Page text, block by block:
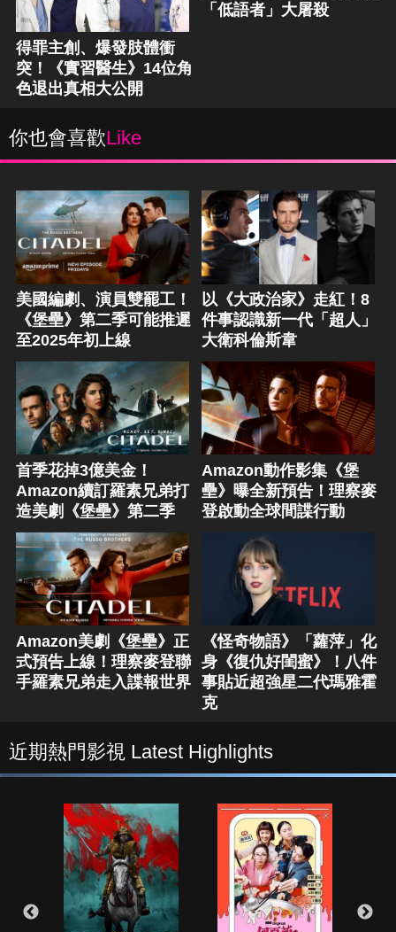
得罪主創、爆發肢體衝
突！《實習醫生》14位角
色退出真相大公開
「低語者」大屠殺
你也會喜歡Like
美國編劇、演員雙罷工！
《堡壘》第二季可能推遲
至2025年初上線
以《大政治家》走紅！8
件事認識新一代「超人」
大衛科倫斯韋
首季花掉3億美金！
Amazon續訂羅素兄弟打
造美劇《堡壘》第二季
Amazon動作影集《堡
壘》曝全新預告！理察麥
登啟動全球間諜行動
Amazon美劇《堡壘》正
式預告上線！理察麥登聯
手羅素兄弟走入諜報世界
《怪奇物語》「蘿萍」化
身《復仇好閨蜜》！八件
事貼近超強星二代瑪雅霍
克
近期熱門影視 Latest Highlights